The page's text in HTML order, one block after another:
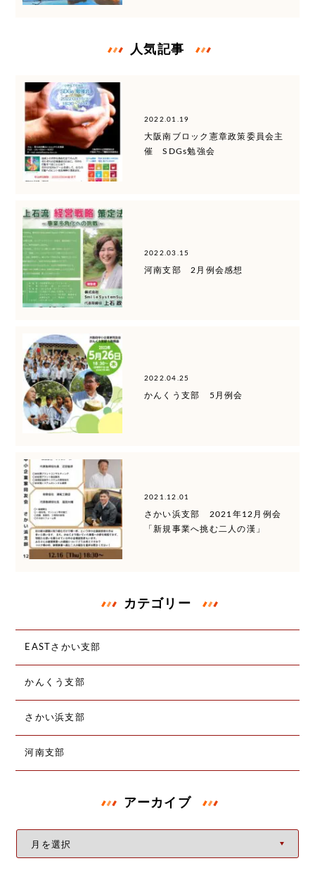
人気記事
2022.01.19
大阪南ブロック憲章政策委員会主
催 SDGs勉強会
2022.03.15
河南支部 2月例会感想
2022.04.25
かんくう支部 5月例会
2021.12.01
さかい浜支部 2021年12月例会
「新規事業へ挑む二人の漢」
カテゴリー
EASTさかい支部
かんくう支部
さかい浜支部
河南支部
アーカイブ